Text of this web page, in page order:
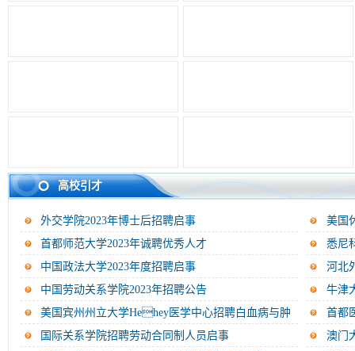
高校引才
外交学院2023年博士后招聘启事
美国
首都师范大学2023年诚聘优秀人才
悉尼
中国政法大学2023年度招聘启事
河北
中国劳动关系学院2023年招聘公告
牛津
美国宾州州立大学Hehey医学中心招聘白血病与肿
瘤...
首都
国际关系学院招聘劳动合同制人员启事
澳门